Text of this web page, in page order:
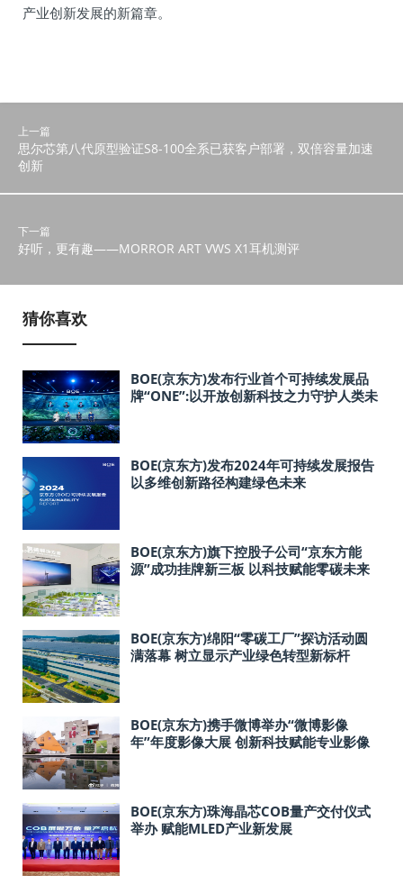
产业创新发展的新篇章。
上一篇
思尔芯第八代原型验证S8-100全系已获客户部署，双倍容量加速
创新
下一篇
好听，更有趣——MORROR ART VWS X1耳机测评
猜你喜欢
BOE(京东方)发布行业首个可持续发展品
牌“ONE”:以开放创新科技之力守护人类未
BOE(京东方)发布2024年可持续发展报告
以多维创新路径构建绿色未来
BOE(京东方)旗下控股子公司“京东方能
源”成功挂牌新三板 以科技赋能零碳未来
BOE(京东方)绵阳“零碳工厂”探访活动圆
满落幕 树立显示产业绿色转型新标杆
BOE(京东方)携手微博举办“微博影像
年”年度影像大展 创新科技赋能专业影像
BOE(京东方)珠海晶芯COB量产交付仪式
举办 赋能MLED产业新发展